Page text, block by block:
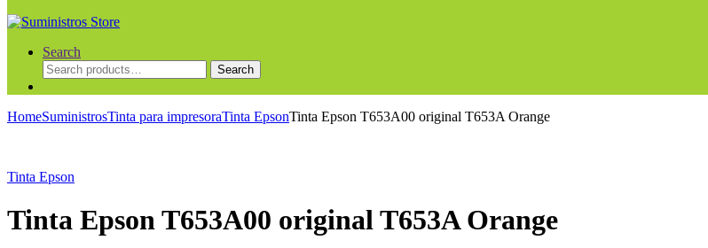
Search
Search
for:
Search
HomeSuministrosTinta para impresoraTinta EpsonTinta Epson T653A00 original T653A Orange
Tinta Epson
Tinta Epson T653A00 original T653A Orange